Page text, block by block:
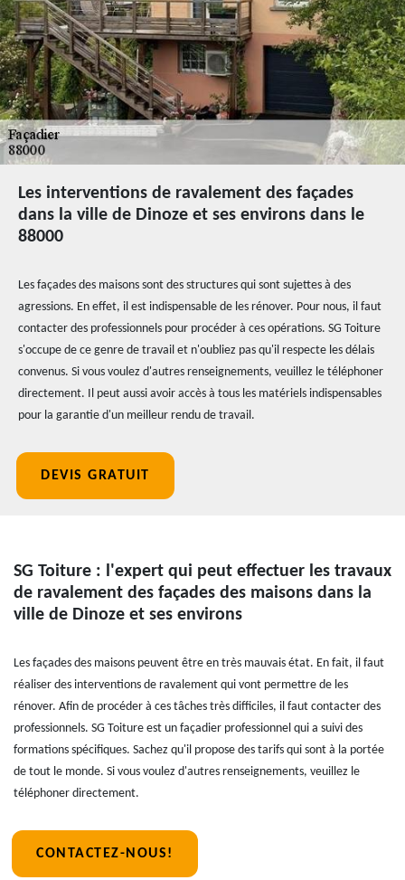
Les interventions de ravalement des façades
dans la ville de Dinoze et ses environs dans le
88000
Les façades des maisons sont des structures qui sont sujettes à des
agressions. En effet, il est indispensable de les rénover. Pour nous, il faut
contacter des professionnels pour procéder à ces opérations. SG Toiture
s'occupe de ce genre de travail et n'oubliez pas qu'il respecte les délais
convenus. Si vous voulez d'autres renseignements, veuillez le téléphoner
directement. Il peut aussi avoir accès à tous les matériels indispensables
pour la garantie d'un meilleur rendu de travail.
DEVIS GRATUIT
SG Toiture : l'expert qui peut effectuer les travaux
de ravalement des façades des maisons dans la
ville de Dinoze et ses environs
Les façades des maisons peuvent être en très mauvais état. En fait, il faut
réaliser des interventions de ravalement qui vont permettre de les
rénover. Afin de procéder à ces tâches très difficiles, il faut contacter des
professionnels. SG Toiture est un façadier professionnel qui a suivi des
formations spécifiques. Sachez qu'il propose des tarifs qui sont à la portée
de tout le monde. Si vous voulez d'autres renseignements, veuillez le
téléphoner directement.
CONTACTEZ-NOUS!